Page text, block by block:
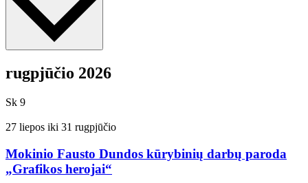
rugpjūčio 2026
Sk 9
27 liepos iki 31 rugpjūčio
Mokinio Fausto Dundos kūrybinių darbų paroda
„Grafikos herojai“